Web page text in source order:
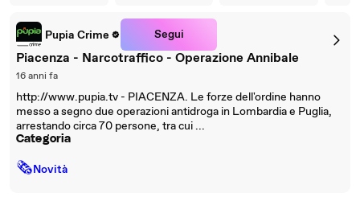
Pupia Crime Segui
Piacenza - Narcotraffico - Operazione Annibale
16 anni fa
http://www.pupia.tv - PIACENZA. Le forze dell'ordine hanno
messo a segno due operazioni antidroga in Lombardia e Puglia,
arrestando circa 70 persone, tra cui ...
Categoria
🗞Novità